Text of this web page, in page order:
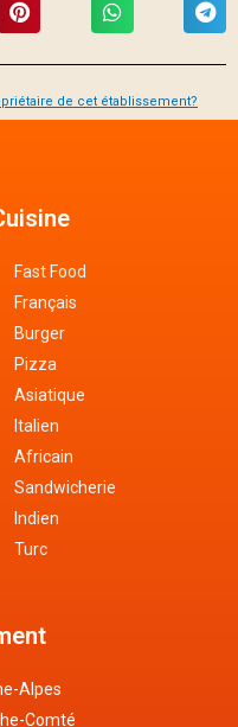
de cet établissement?
Alpes
Comté
Fast Food
Français
Burger
Pizza
Asiatique
Italien
Africain
Sandwicherie
Indien
Turc